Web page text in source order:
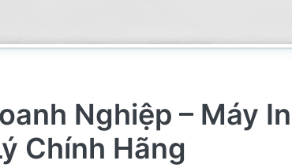
Nghiệp – Máy In
Chính Hãng